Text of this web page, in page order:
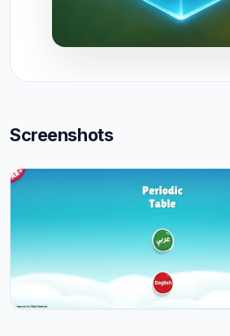
Screenshots